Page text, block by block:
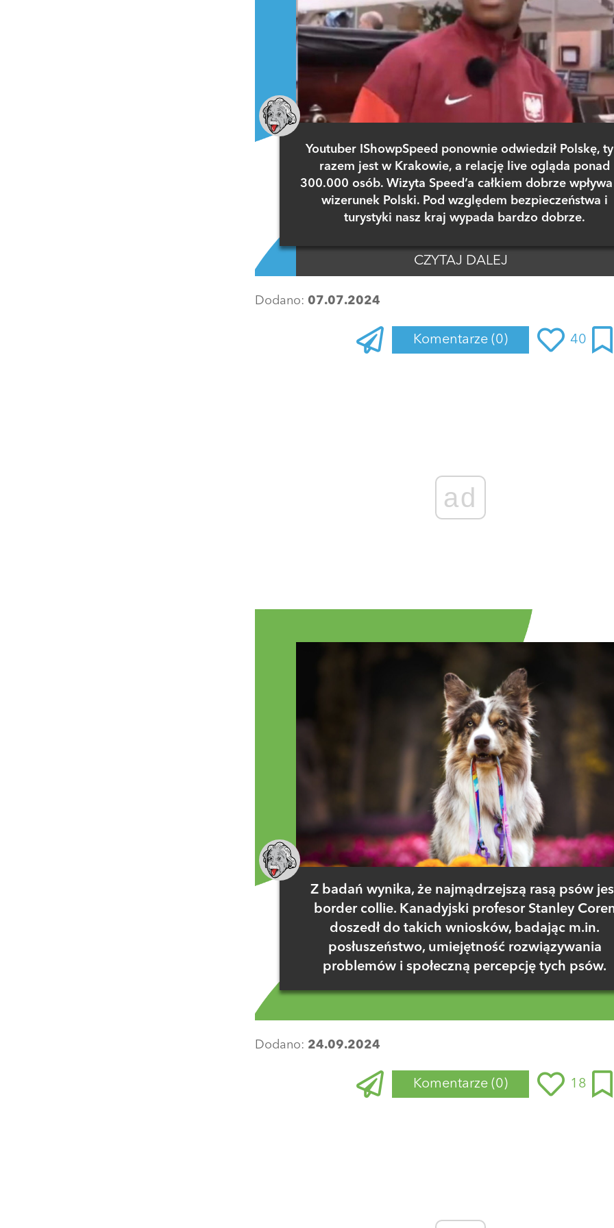
Youtuber IShowpSpeed ponownie odwiedził Polskę,
razem jest w Krakowie, a relację live ogląda ponad
300.000 osób. Wizyta Speed’a całkiem dobrze
wizerunek Polski. Pod względem bezpieczeństwa i
turystyki nasz kraj wypada bardzo dobrze.
CZYTAJ DALEJ
Dodano: 07.07.2024
Komentarze (0) 40
ad
Z badań wynika, że najmądrzejszą rasą psów
border collie. Kanadyjski profesor Stanley
doszedł do takich wniosków, badając m.in.
posłuszeństwo, umiejętność rozwiązywania
problemów i społeczną percepcję tych psów.
Dodano: 24.09.2024
Komentarze (0) 18